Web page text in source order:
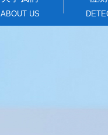
ABOUT US